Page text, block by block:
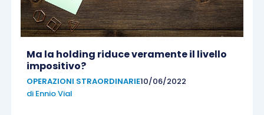
Ma la holding riduce veramente il livello
impositivo?
OPERAZIONI STRAORDINARIE10/06/2022
di Ennio Vial